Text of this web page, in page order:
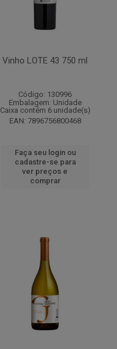
Vinho LOTE 43 750 ml
Código: 130996
Embalagem: Unidade
Caixa contém 6 unidade(s)
EAN: 7896756800468
Faça seu login ou
cadastre-se para
ver preços e
comprar